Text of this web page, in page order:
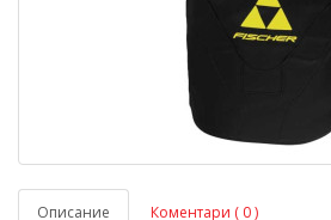
Описание Коментари ( 0 )